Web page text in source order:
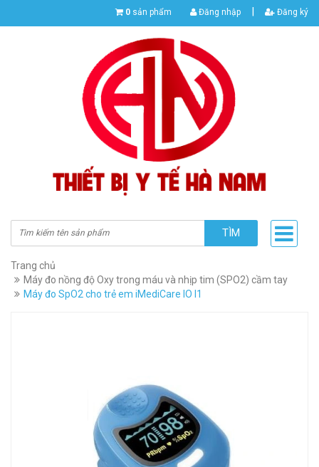
0 sản phẩm Đăng nhập | Đăng ký
TÌM
Trang chủ
Máy đo nồng độ Oxy trong máu và nhịp tim (SPO2) cầm tay
Máy đo SpO2 cho trẻ em iMediCare IO I1